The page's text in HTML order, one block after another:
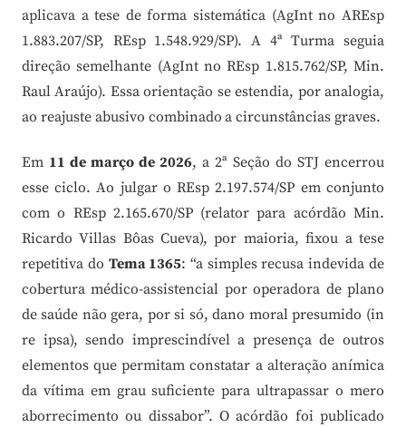
aplicava a tese de forma sistemática (AgInt no AREsp
1.883.207/SP, REsp 1.548.929/SP). A 4ª Turma seguia
direção semelhante (AgInt no REsp 1.815.762/SP, Min.
Raul Araújo). Essa orientação se estendia, por analogia,
ao reajuste abusivo combinado a circunstâncias graves.
Em 11 de março de 2026, a 2ª Seção do STJ encerrou
esse ciclo. Ao julgar o REsp 2.197.574/SP em conjunto
com o REsp 2.165.670/SP (relator para acórdão Min.
Ricardo Villas Bôas Cueva), por maioria, fixou a tese
repetitiva do Tema 1365: “a simples recusa indevida de
cobertura médico-assistencial por operadora de plano
de saúde não gera, por si só, dano moral presumido (in
re ipsa), sendo imprescindível a presença de outros
elementos que permitam constatar a alteração anímica
da vítima em grau suficiente para ultrapassar o mero
aborrecimento ou dissabor”. O acórdão foi publicado